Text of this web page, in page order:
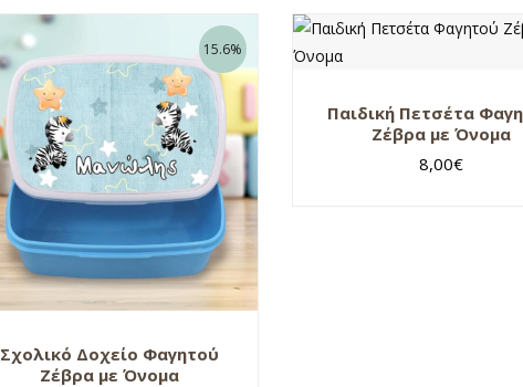
15.6%
Σχολικό Δοχείο Φαγητού
Ζέβρα με Όνομα
Παιδική Πετσέτα
Ζέβρα με Όνομα
8,00€